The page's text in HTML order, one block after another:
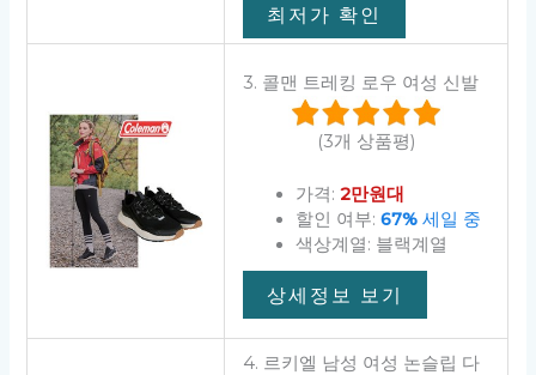
최저가 확인
3. 콜맨 트레킹 로우 여성 신발
(3개 상품평)
가격: 2만원대
할인 여부: 67%세일 중
색상계열: 블랙계열
상세정보 보기
4. 르키엘 남성 여성 논슬립 다